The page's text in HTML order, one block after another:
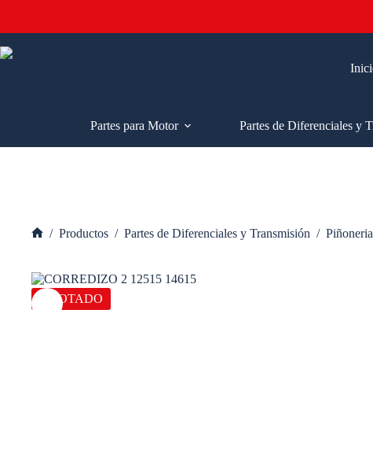
contenido
Partes para Motor
Partes de Diferenciales y
/ Productos / Partes de Diferenciales y Transmisión /
AGOTADO